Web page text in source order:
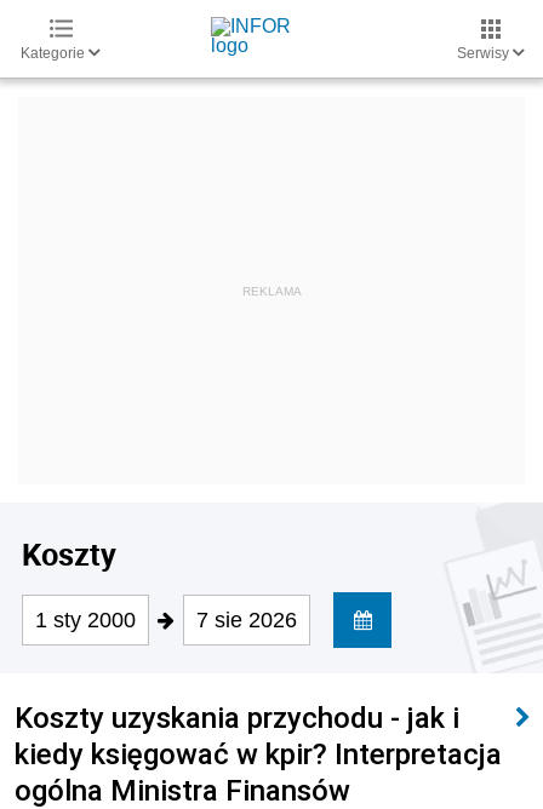
Kategorie Serwisy
Koszty
1 sty 2000 7 sie 2026
Koszty uzyskania przychodu - jak i
kiedy księgować w kpir? Interpretacja
ogólna Ministra Finansów